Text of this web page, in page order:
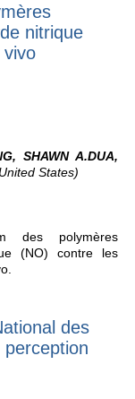
nitrique
vivo
SHAWN A.DUA,
States)
des polymères
(NO) contre les
des